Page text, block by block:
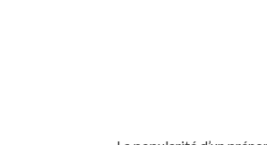
2014
5